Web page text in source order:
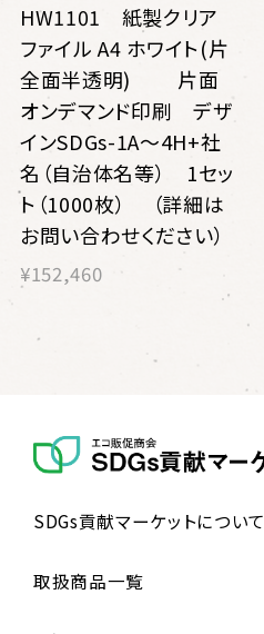
HW1101 紙製クリア
ファイル A4 ホワイト(片
全面半透明) 片面
オンデマンド印刷 デザ
インSDGs-1A〜4H+社
名（自治体名等） 1セッ
ト（1000枚） （詳細は
お問い合わせください）
¥152,460
SDGs貢献マーケットについて
取扱商品一覧